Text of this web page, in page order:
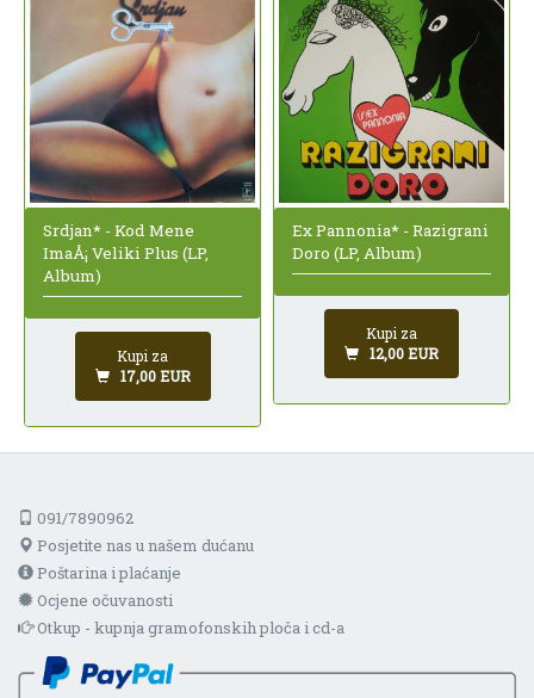
Srdjan* - Kod Mene
ImaÅ¡ Veliki Plus (LP,
Album)
Kupi za
17,00 EUR
Ex Pannonia* - Razigrani
Doro (LP, Album)
Kupi za
12,00 EUR
091/7890962
Posjetite nas u našem dućanu
Poštarina i plaćanje
Ocjene očuvanosti
Otkup - kupnja gramofonskih ploča i cd-a